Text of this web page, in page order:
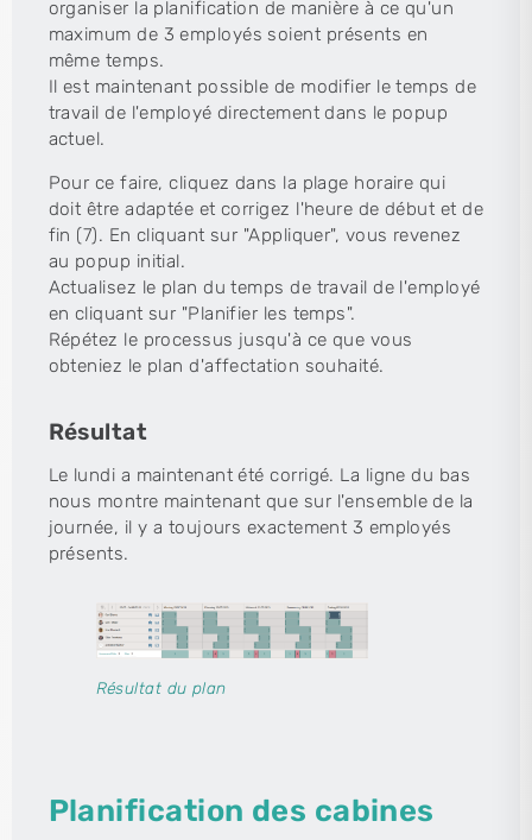
organiser la planification de manière à ce qu'un
maximum de 3 employés soient présents en
même temps.
Il est maintenant possible de modifier le temps de
travail de l'employé directement dans le popup
actuel.
Pour ce faire, cliquez dans la plage horaire qui
doit être adaptée et corrigez l'heure de début et de
fin (7). En cliquant sur "Appliquer", vous revenez
au popup initial.
Actualisez le plan du temps de travail de l'employé
en cliquant sur "Planifier les temps".
Répétez le processus jusqu'à ce que vous
obteniez le plan d'affectation souhaité.
Résultat
Le lundi a maintenant été corrigé. La ligne du bas
nous montre maintenant que sur l'ensemble de la
journée, il y a toujours exactement 3 employés
présents.
Résultat du plan
Planification des cabines